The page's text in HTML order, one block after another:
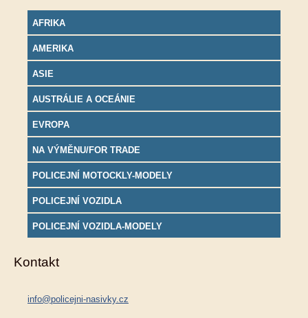
AFRIKA
AMERIKA
ASIE
AUSTRÁLIE A OCEÁNIE
EVROPA
NA VÝMĚNU/FOR TRADE
POLICEJNÍ MOTOCKLY-MODELY
POLICEJNÍ VOZIDLA
POLICEJNÍ VOZIDLA-MODELY
Kontakt
info@policejni-nasivky.cz